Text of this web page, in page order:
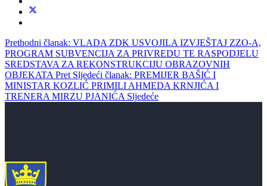
Prethodni članak: VLADA ZDK USVOJILA IZVJEŠTAJ ZZO-A,
PROGRAM SUBVENCIJA ZA PRIVREDU TE RASPODJELU
SREDSTAVA ZA REKONSTRUKCIJU OBRAZOVNIH
OBJEKATA Pret Sljedeći članak: PREMIJER BAŠIĆ I
MINISTAR KOZLIĆ PRIMILI AHMEDA KRNJIĆA I
TRENERA MIRZU PJANIĆA Sljedeće